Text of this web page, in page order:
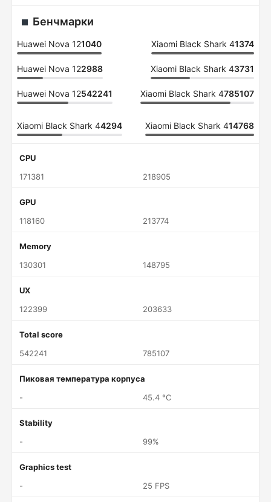
Бенчмарки
Huawei Nova 121040 Xiaomi Black Shark 41374
Huawei Nova 122988 Xiaomi Black Shark 43731
Huawei Nova 12542241 Xiaomi Black Shark 4785107
Xiaomi Black Shark 44294 Xiaomi Black Shark 414768
CPU
171381
218905
GPU
118160
213774
Memory
130301
148795
UX
122399
203633
Total score
542241
785107
Пиковая температура корпуса
-
45.4 °C
Stability
-
99%
Graphics test
-
25 FPS